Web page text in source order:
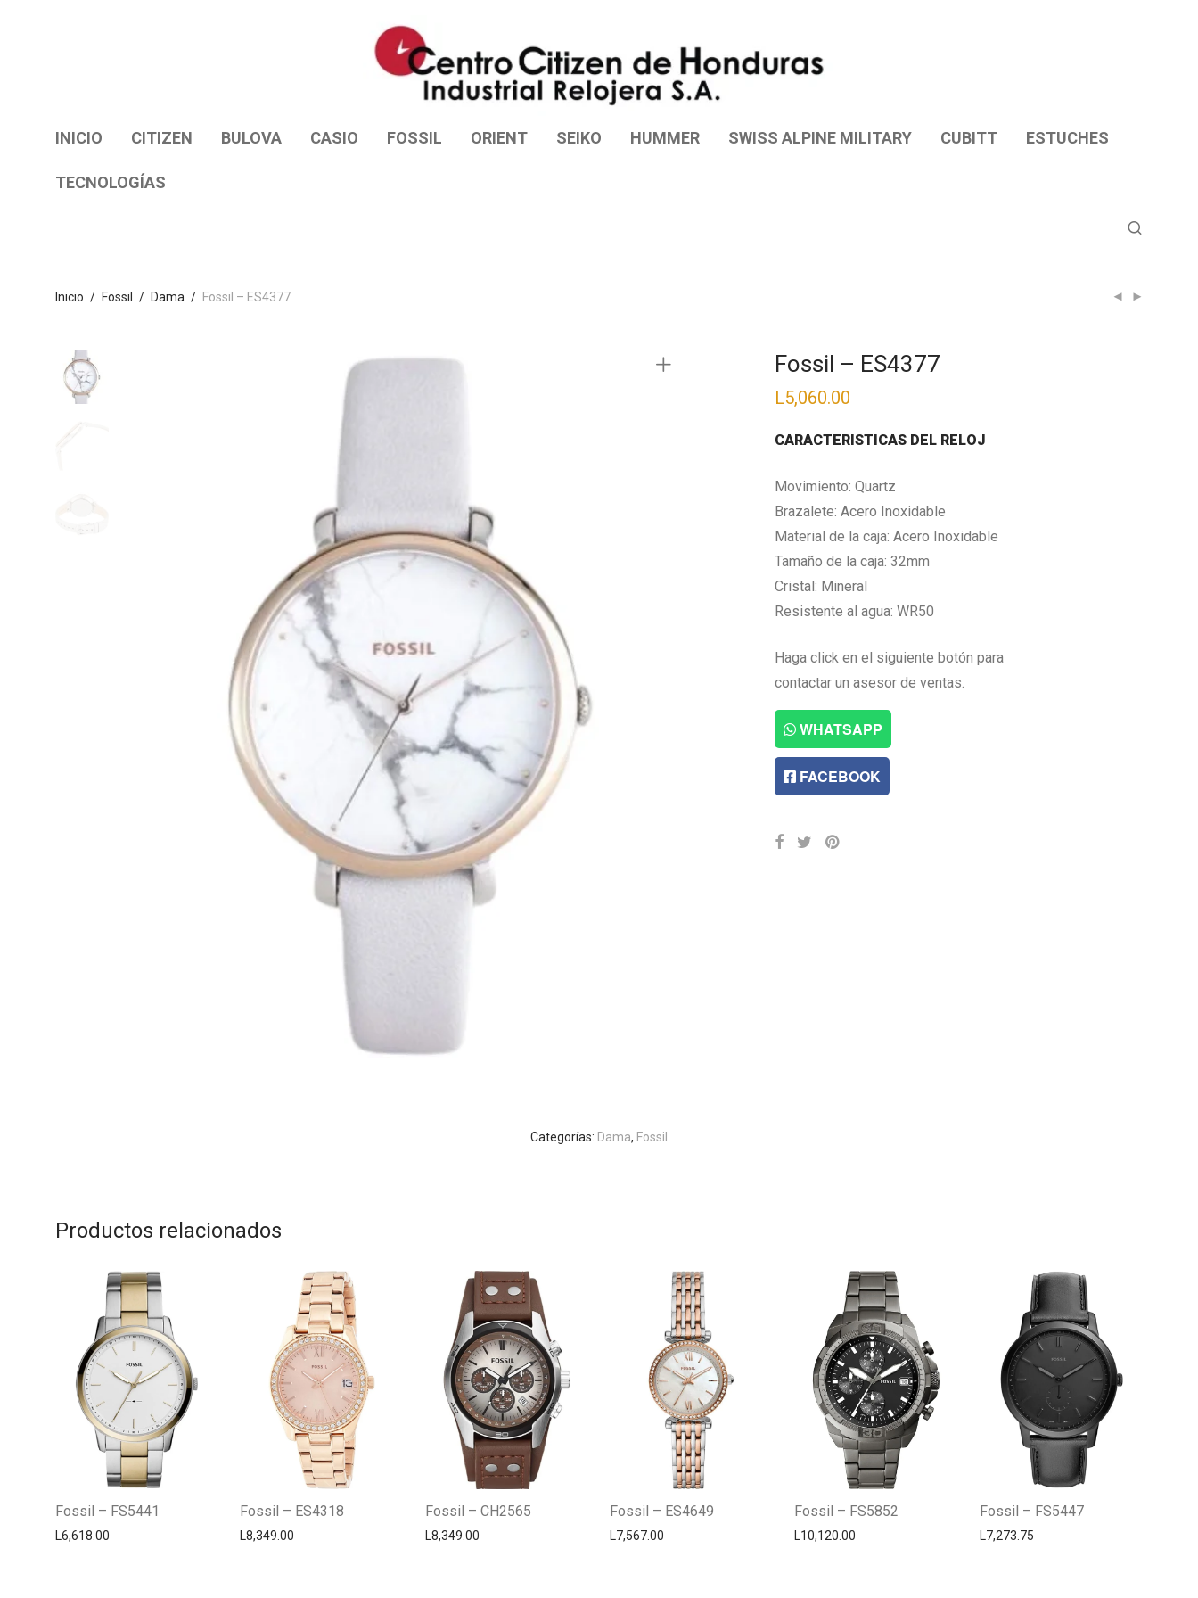
INICIO CITIZEN BULOVA CASIO FOSSIL ORIENT SEIKO HUMMER SWISS ALPINE MILITARY CUBITT ESTUCHES
TECNOLOGÍAS
Inicio / Fossil / Dama / Fossil – ES4377
Fossil – ES4377
L5,060.00
CARACTERISTICAS DEL RELOJ
Movimiento: Quartz
Brazalete: Acero Inoxidable
Material de la caja: Acero Inoxidable
Tamaño de la caja: 32mm
Cristal: Mineral
Resistente al agua: WR50
Haga click en el siguiente botón para
contactar un asesor de ventas.
WHATSAPP
FACEBOOK
Categorías: Dama, Fossil
Productos relacionados
Fossil – FS5441
L6,618.00
Fossil – ES4318
L8,349.00
Fossil – CH2565
L8,349.00
Fossil – ES4649
L7,567.00
Fossil – FS5852
L10,120.00
Fossil – FS5447
L7,273.75
Centro Citizen
Typically replies within a day